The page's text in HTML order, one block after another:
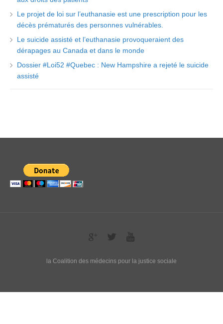
Le projet de loi sur l’euthanasie est une prescription pour les
décès prématurés des personnes vulnérables.
Le suicide assisté et l’euthanasie provoqueraient des
dérapages au Canada et dans le monde
Dossier #Loi52 #Quebec : New Hampshire a rejeté le suicide
assisté
la Coalition des médecins pour la justice sociale